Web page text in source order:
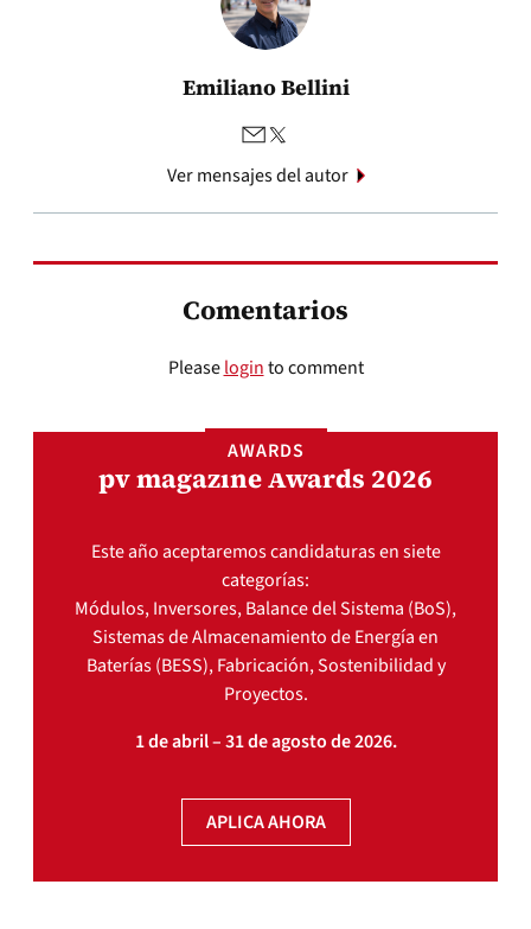
Emiliano Bellini
Ver mensajes del autor
Comentarios
Pleaseloginto comment
AWARDS
pv magazine Awards 2026
Este año aceptaremos candidaturas en siete
categorías:
Módulos, Inversores, Balance del Sistema (BoS),
Sistemas de Almacenamiento de Energía en
Baterías (BESS), Fabricación, Sostenibilidad y
Proyectos.
1 de abril – 31 de agosto de 2026.
APLICA AHORA